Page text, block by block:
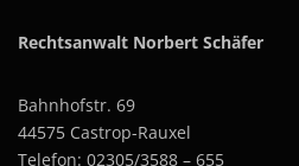
Rechtsanwalt Norbert Schäfer
Bahnhofstr. 69
44575 Castrop-Rauxel
Telefon: 02305/3588 – 655